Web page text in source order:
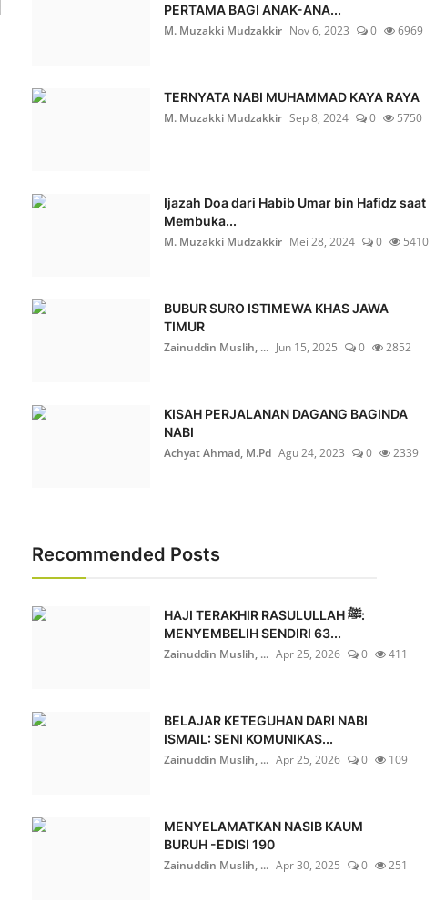
PERTAMA BAGI ANAK-ANA...
M. Muzakki Mudzakkir Nov 6, 2023 0 6969
TERNYATA NABI MUHAMMAD KAYA RAYA
M. Muzakki Mudzakkir Sep 8, 2024 0 5750
Ijazah Doa dari Habib Umar bin Hafidz saat
Membuka...
M. Muzakki Mudzakkir Mei 28, 2024 0 5410
BUBUR SURO ISTIMEWA KHAS JAWA
TIMUR
Zainuddin Muslih, ... Jun 15, 2025 0 2852
KISAH PERJALANAN DAGANG BAGINDA
NABI
Achyat Ahmad, M.Pd Agu 24, 2023 0 2339
Recommended Posts
HAJI TERAKHIR RASULULLAH ﷺ:
MENYEMBELIH SENDIRI 63...
Zainuddin Muslih, ... Apr 25, 2026 0 411
BELAJAR KETEGUHAN DARI NABI
ISMAIL: SENI KOMUNIKAS...
Zainuddin Muslih, ... Apr 25, 2026 0 109
MENYELAMATKAN NASIB KAUM
BURUH -EDISI 190
Zainuddin Muslih, ... Apr 30, 2025 0 251